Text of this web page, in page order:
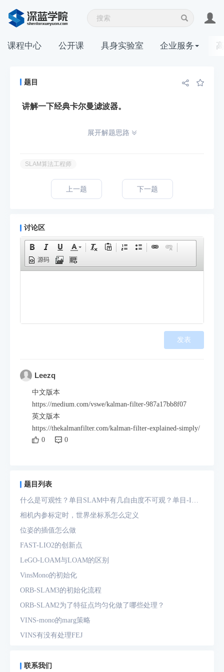
课程中心 公开课 具身实验室 企业服务
题目
讲解一下经典卡尔曼滤波器。
展开解题思路
SLAM算法工程师
上一题 下一题
讨论区
源码
发表
Leezq
中文版本
https://medium.com/vswe/kalman-filter-987a17bb8f07
英文版本
https://thekalmanfilter.com/kalman-filter-explained-simply/
0
0
题目列表
什么是可观性？单目SLAM中有几自由度不可观？单目-IMU
系统中有几自由度不可观？
相机内参标定时，世界坐标系怎么定义
位姿的插值怎么做
FAST-LIO2的创新点
LeGO-LOAM与LOAM的区别
VinsMono的初始化
ORB-SLAM3的初始化流程
ORB-SLAM2为了特征点均匀化做了哪些处理？
VINS-mono的marg策略
VINS有没有处理FEJ
预积分中的bias如何处理
联系我们